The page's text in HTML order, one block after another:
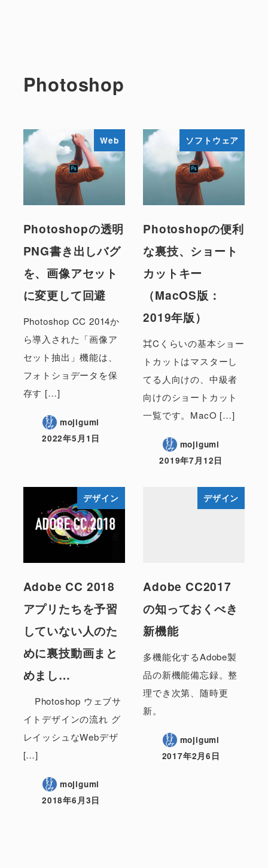
Photoshop
Web
Photoshopの透明
PNG書き出しバグ
を、画像アセット
に変更して回避
Photoshop CC 2014か
ら導入された「画像ア
セット抽出」機能は、
フォトショデータを保
存す […]
mojigumi
2022年5月1日
ソフトウェア
Photoshopの便利
な裏技、ショート
カットキー
（MacOS版：
2019年版）
⌘Cくらいの基本ショー
トカットはマスターし
てる人向けの、中級者
向けのショートカット
一覧です。MacO […]
mojigumi
2019年7月12日
デザイン
Adobe CC 2018
アプリたちを予習
していない人のた
めに裏技動画まと
めまし…
Photoshop ウェブサ
イトデザインの流れ グ
レイッシュなWebデザ
[…]
mojigumi
2018年6月3日
デザイン
Adobe CC2017
の知っておくべき
新機能
多機能化するAdobe製
品の新機能備忘録。整
理でき次第、随時更
新。
mojigumi
2017年2月6日